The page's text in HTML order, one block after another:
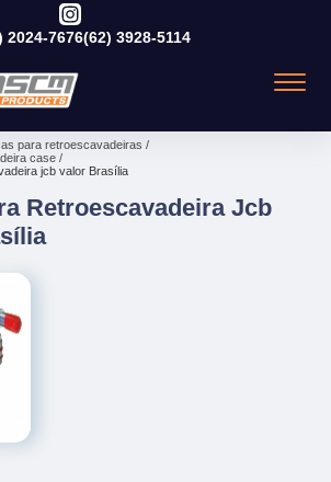
2024-7676(62) 3928-5114
para retroescavadeiras
case
jcb valor Brasília
Retroescavadeira Jcb